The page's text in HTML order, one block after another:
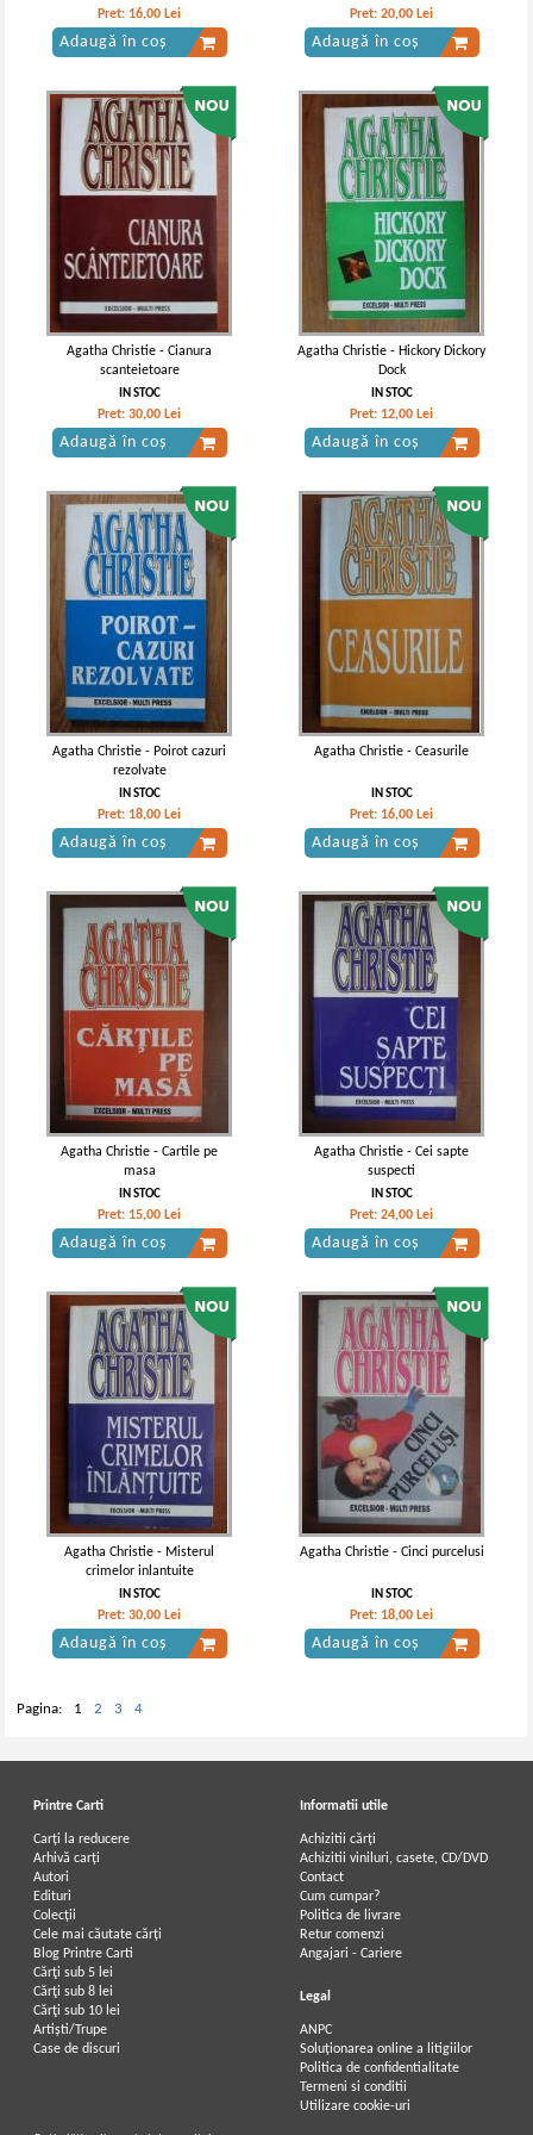
Pret: 16,00 Lei
Adaugă în coș
Pret:20,00 Lei
Adaugă în coș
Agatha Christie - Cianura
scanteietoare
IN STOC
Pret:30,00 Lei
Adaugă în coș
Agatha Christie - Hickory Dickory
Dock
IN STOC
Pret: 12,00 Lei
Adaugă în coș
Agatha Christie - Poirot cazuri
rezolvate
IN STOC
Pret: 18,00 Lei
Adaugă în coș
Agatha Christie - Ceasurile
IN STOC
Pret: 16,00 Lei
Adaugă în coș
Agatha Christie - Cartile pe
masa
IN STOC
Pret: 15,00 Lei
Adaugă în coș
Agatha Christie - Cei sapte
suspecti
IN STOC
Pret:24,00 Lei
Adaugă în coș
Agatha Christie - Misterul
crimelor inlantuite
IN STOC
Pret:30,00 Lei
Adaugă în coș
Agatha Christie - Cinci purcelusi
IN STOC
Pret: 18,00 Lei
Adaugă în coș
Pagina: 1 2 3 4
Printre Carti
Carți la reducere
Arhivă carți
Autori
Edituri
Colecții
Cele mai căutate cărți
Blog Printre Carti
Cărţi sub 5 lei
Cărţi sub 8 lei
Cărţi sub 10 lei
Artiști/Trupe
Case de discuri
Informatii utile
Achizitii cărți
Achizitii viniluri, casete, CD/DVD
Contact
Cum cumpar?
Politica de livrare
Retur comenzi
Angajari - Cariere
Legal
ANPC
Soluționarea online a litigiilor
Politica de confidentialitate
Termeni si conditii
Utilizare cookie-uri